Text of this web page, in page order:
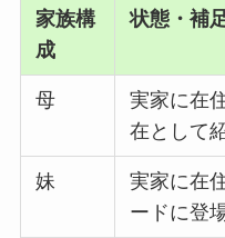
家族構
成
状態・補
母
実家に在
在として
妹
実家に在
ードに登